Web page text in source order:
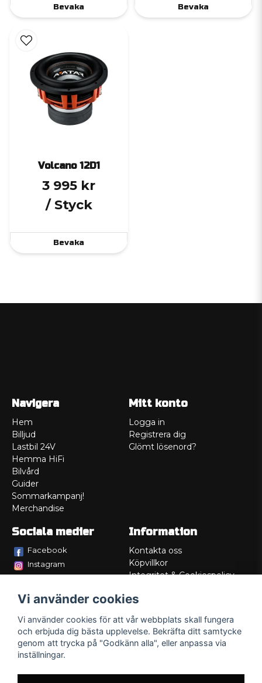
Bevaka Bevaka
Volcano 12D1
3 995 kr
/ Styck
Bevaka
Navigera
Hem
Billjud
Lastbil 24V
Hemma HiFi
Bilvård
Guider
Sommarkampanj!
Merchandise
Mitt konto
Logga in
Registrera dig
Glömt lösenord?
Sociala medier
Facebook
Instagram
Information
Kontakta oss
Köpvillkor
Integritet & Cookiespolicy
Service/Garanti
Lådritning
Om oss
Vi använder cookies
Vi använder cookies för att vår webbplats skall fungera
och erbjuda dig bästa upplevelse. Bekräfta ditt samtycke
genom att trycka på "Godkänn alla", eller anpassa via
inställningar.